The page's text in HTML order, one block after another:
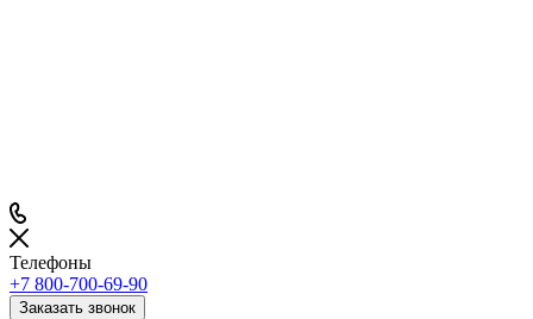
Телефоны
+7 800-700-69-90
Заказать звонок